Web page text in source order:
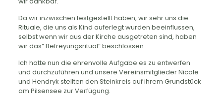
Da wir inzwischen festgestellt haben, wir sehr uns die
Rituale, die uns als Kind auferlegt wurden beeinflussen,
selbst wenn wir aus der Kirche ausgetreten sind, haben
wir das“ Befreyungsritual“ beschlossen.
Ich hatte nun die ehrenvolle Aufgabe es zu entwerfen
und durchzuführen und unsere Vereinsmitglieder Nicole
und Hendryk stellten den Steinkreis auf ihrem Grundstück
am Pilsensee zur Verfügung.